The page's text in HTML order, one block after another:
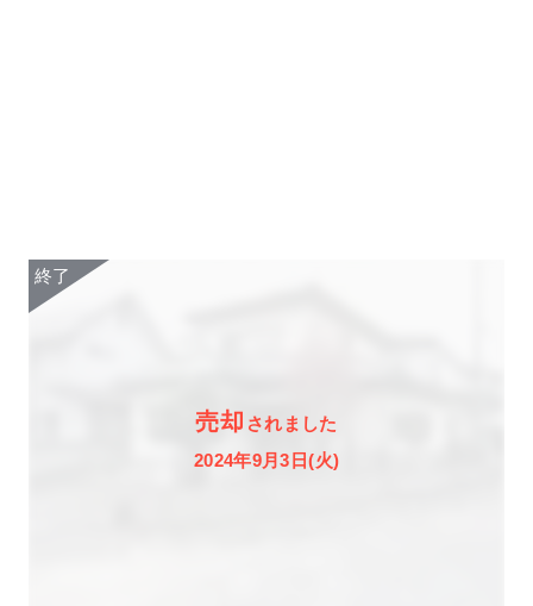
売却 されました
2024年9月3日(火)